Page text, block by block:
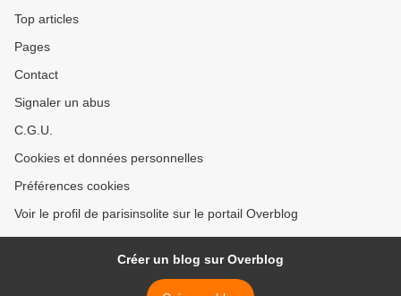
Top articles
Pages
Contact
Signaler un abus
C.G.U.
Cookies et données personnelles
Préférences cookies
Voir le profil de parisinsolite sur le portail Overblog
Créer un blog sur Overblog